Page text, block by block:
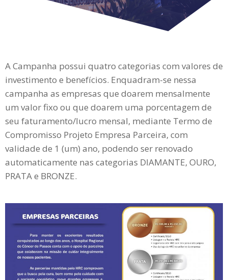
A Campanha possui quatro categorias com valores de
investimento e benefícios. Enquadram-se nessa
campanha as empresas que doarem mensalmente
um valor fixo ou que doarem uma porcentagem de
seu faturamento/lucro mensal, mediante Termo de
Compromisso Projeto Empresa Parceira, com
validade de 1 (um) ano, podendo ser renovado
automaticamente nas categorias DIAMANTE, OURO,
PRATA e BRONZE.